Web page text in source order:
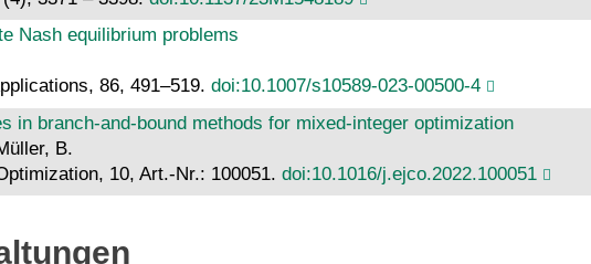
Nash equilibrium problems
86, 491–519. doi:10.1007/s10589-023-00500-4
in branch-and-bound methods for mixed-integer optimization
B.
10, Art.-Nr.: 100051. doi:10.1016/j.ejco.2022.100051